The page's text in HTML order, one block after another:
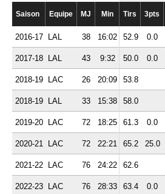
Saison Equipe MJ Min Tirs 3pts
2016-17 LAL 38 16:02 52.9 0.0
2017-18 LAL 43 9:32 50.0 0.0
2018-19 LAC 26 20:09 53.8
2018-19 LAL 33 15:38 58.0
2019-20 LAC 72 18:25 61.3 0.0
2020-21 LAC 72 22:21 65.2 25.0
2021-22 LAC 76 24:22 62.6
2022-23 LAC 76 28:33 63.4 0.0